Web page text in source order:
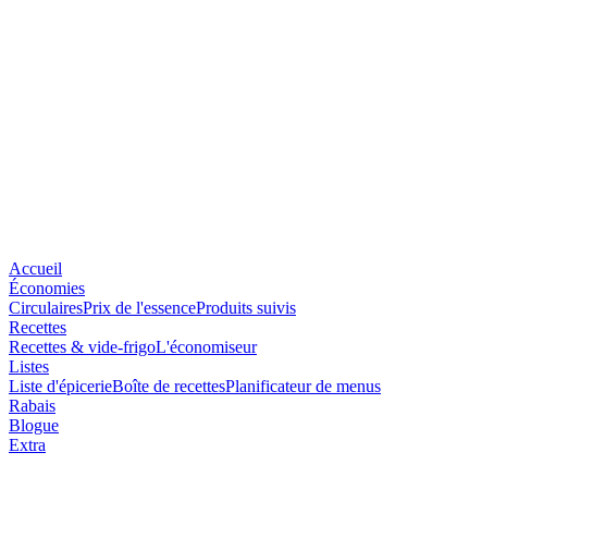
Accueil
Économies
CirculairesPrix de l'essenceProduits suivis
Recettes
Recettes & vide-frigoL'économiseur
Listes
Liste d'épicerieBoîte de recettesPlanificateur de menus
Rabais
Blogue
Extra